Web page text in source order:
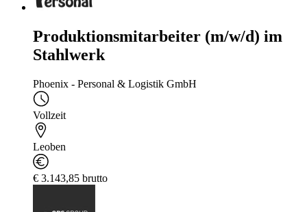
Produktionsmitarbeiter (m/w/d) im
Stahlwerk
Phoenix - Personal & Logistik GmbH
Vollzeit
Leoben
€ 3.143,85 brutto